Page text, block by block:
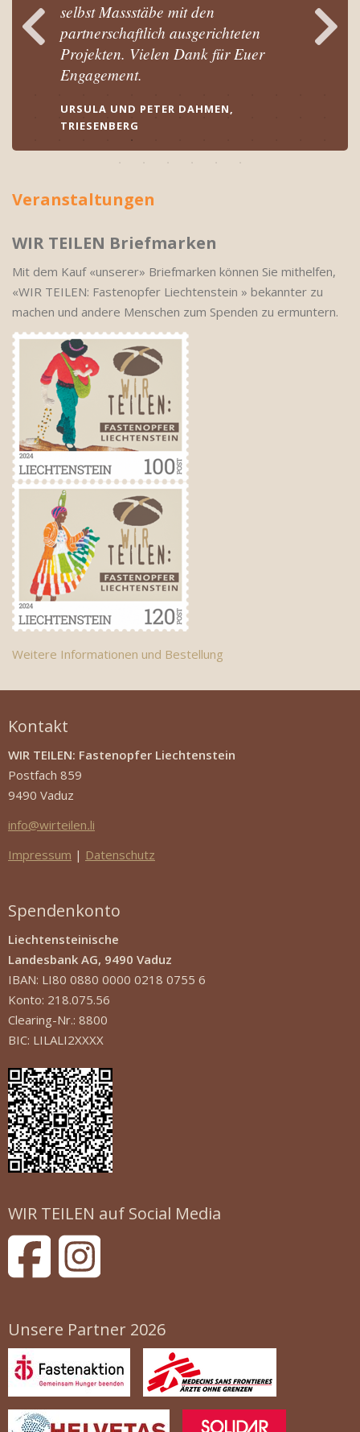
selbst Massstäbe mit den
partnerschaftlich ausgerichteten
Projekten. Vielen Dank für Euer
Engagement.
URSULA UND PETER DAHMEN,
TRIESENBERG
Veranstaltungen
WIR TEILEN Briefmarken
Mit dem Kauf «unserer» Briefmarken können Sie mithelfen,
«WIR TEILEN: Fastenopfer Liechtenstein » bekannter zu
machen und andere Menschen zum Spenden zu ermuntern.
Weitere Informationen und Bestellung
Kontakt
WIR TEILEN: Fastenopfer Liechtenstein
Postfach 859
9490 Vaduz
info@wirteilen.li
Impressum | Datenschutz
Spendenkonto
Liechtensteinische
Landesbank AG, 9490 Vaduz
IBAN: LI80 0880 0000 0218 0755 6
Konto: 218.075.56
Clearing-Nr.: 8800
BIC: LILALI2XXXX
WIR TEILEN auf Social Media
Unsere Partner 2026